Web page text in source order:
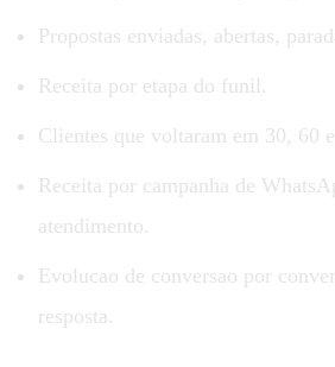
Propostas enviadas, abertas,
Receita por etapa do funil.
Clientes que voltaram em 30, 60
Receita por campanha de
atendimento.
Evolucao de conversao por
resposta.